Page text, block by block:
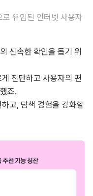
유입된 인터넷 사용자
신속한 확인을 돕기 위
진단하고 사용자의 편
죠.
고, 탐색 경험을 강화할